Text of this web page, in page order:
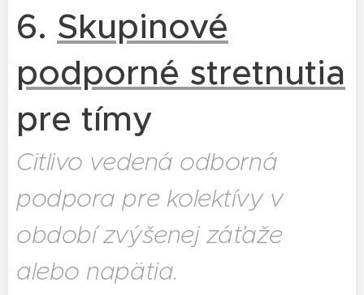
6. Skupinové
podporné stretnutia
pre tímy
Citlivo vedená odborná
podpora pre kolektívy v
období zvýšenej záťaže
alebo napätia.